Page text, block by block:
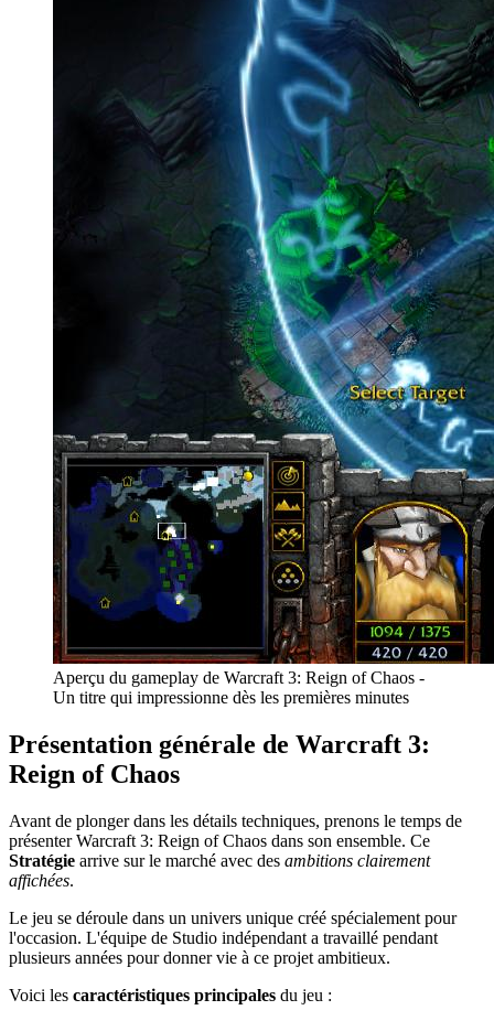
Aperçu du gameplay de Warcraft 3: Reign of Chaos -
Un titre qui impressionne dès les premières minutes
Présentation générale de Warcraft 3:
Reign of Chaos
Avant de plonger dans les détails techniques, prenons le temps de
présenter Warcraft 3: Reign of Chaos dans son ensemble. Ce
Stratégie arrive sur le marché avec des ambitions clairement
affichées.
Le jeu se déroule dans un univers unique créé spécialement pour
l'occasion. L'équipe de Studio indépendant a travaillé pendant
plusieurs années pour donner vie à ce projet ambitieux.
Voici les caractéristiques principales du jeu :